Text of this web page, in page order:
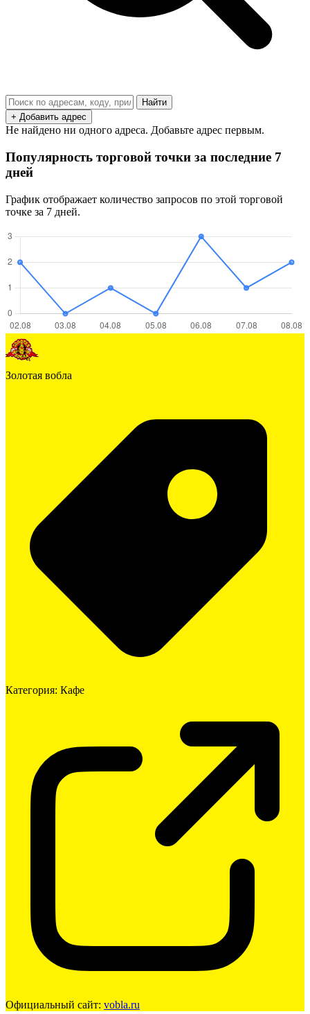
Найти
+ Добавить адрес
Не найдено ни одного адреса. Добавьте адрес первым.
Популярность торговой точки за последние 7
дней
График отображает количество запросов по этой торговой
точке за 7 дней.
Золотая вобла
Категория: Кафе
Официальный сайт: vobla.ru